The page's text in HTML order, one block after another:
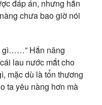
đáp án, nhưng hắn
chưa bao giờ nói
gì……” Hắn nâng
lau nước mắt cho
mặc dù là tổn thương
ta yêu nàng hơn mà